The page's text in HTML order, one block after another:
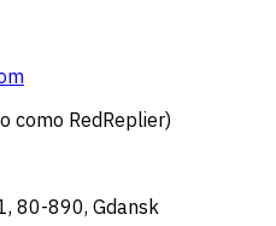
como RedReplier)
80-890, Gdansk